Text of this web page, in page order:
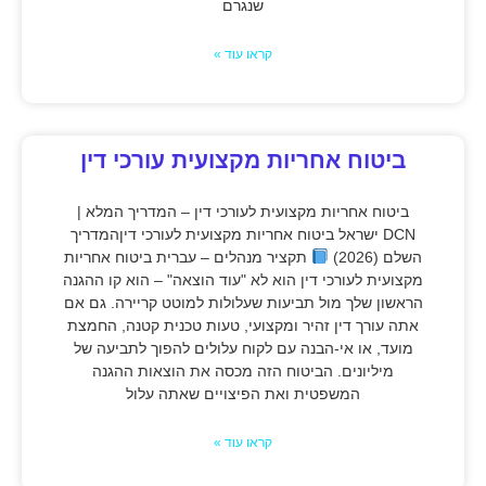
שנגרם
קראו עוד »
ביטוח אחריות מקצועית עורכי דין
ביטוח אחריות מקצועית לעורכי דין – המדריך המלא |
DCN ישראל ביטוח אחריות מקצועית לעורכי דיןהמדריך
השלם (2026)
תקציר מנהלים – עברית ביטוח אחריות
מקצועית לעורכי דין הוא לא "עוד הוצאה" – הוא קו ההגנה
הראשון שלך מול תביעות שעלולות למוטט קריירה. גם אם
אתה עורך דין זהיר ומקצועי, טעות טכנית קטנה, החמצת
מועד, או אי-הבנה עם לקוח עלולים להפוך לתביעה של
מיליונים. הביטוח הזה מכסה את הוצאות ההגנה
המשפטית ואת הפיצויים שאתה עלול
קראו עוד »